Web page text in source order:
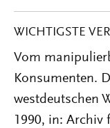
WICHTIGSTE
Vom
Konsumenten.
westdeutschen
1990, in: Archiv